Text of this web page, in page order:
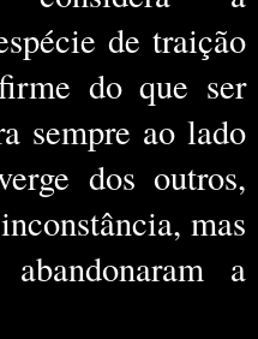
de traição
do que ser
sempre ao lado
dos outros,
mas
a